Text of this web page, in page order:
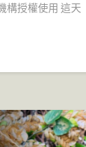
構授權使用 這天